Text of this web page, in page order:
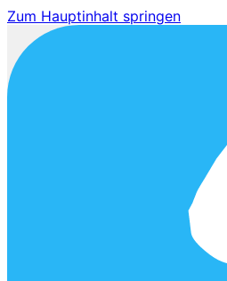
Zum Hauptinhalt springen